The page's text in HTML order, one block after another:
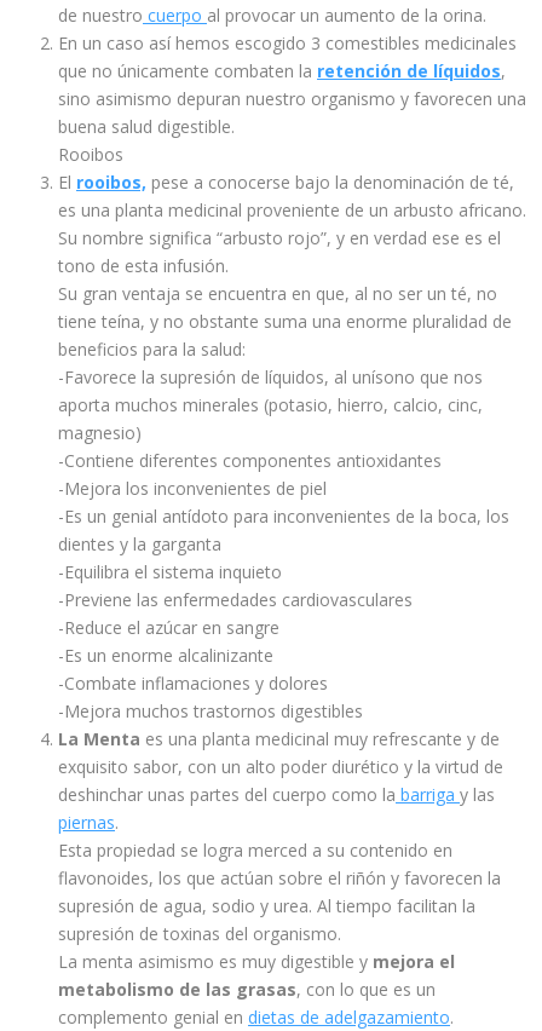
de nuestro cuerpo al provocar un aumento de la orina.
En un caso así hemos escogido 3 comestibles medicinales
que no únicamente combaten la retención de líquidos,
sino asimismo depuran nuestro organismo y favorecen una
buena salud digestible.
Rooibos
El rooibos, pese a conocerse bajo la denominación de té,
es una planta medicinal proveniente de un arbusto africano.
Su nombre significa “arbusto rojo”, y en verdad ese es el
tono de esta infusión.
Su gran ventaja se encuentra en que, al no ser un té, no
tiene teína, y no obstante suma una enorme pluralidad de
beneficios para la salud:
-Favorece la supresión de líquidos, al unísono que nos
aporta muchos minerales (potasio, hierro, calcio, cinc,
magnesio)
-Contiene diferentes componentes antioxidantes
-Mejora los inconvenientes de piel
-Es un genial antídoto para inconvenientes de la boca, los
dientes y la garganta
-Equilibra el sistema inquieto
-Previene las enfermedades cardiovasculares
-Reduce el azúcar en sangre
-Es un enorme alcalinizante
-Combate inflamaciones y dolores
-Mejora muchos trastornos digestibles
La Menta es una planta medicinal muy refrescante y de
exquisito sabor, con un alto poder diurético y la virtud de
deshinchar unas partes del cuerpo como la barriga y las
piernas.
Esta propiedad se logra merced a su contenido en
flavonoides, los que actúan sobre el riñón y favorecen la
supresión de agua, sodio y urea. Al tiempo facilitan la
supresión de toxinas del organismo.
La menta asimismo es muy digestible y mejora el
metabolismo de las grasas, con lo que es un
complemento genial en dietas de adelgazamiento.